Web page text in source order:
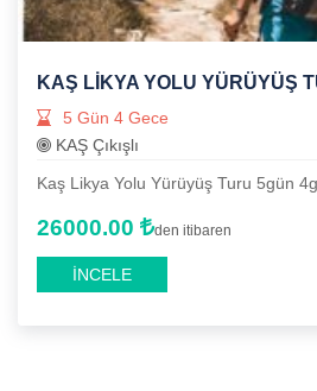
KAŞ LIKYA YOLU YÜRÜYÜŞ
5 Gün 4 Gece
KAŞ Çıkışlı
Kaş Likya Yolu Yürüyüş Turu 5gün
26000.00 den itibaren
İNCELE